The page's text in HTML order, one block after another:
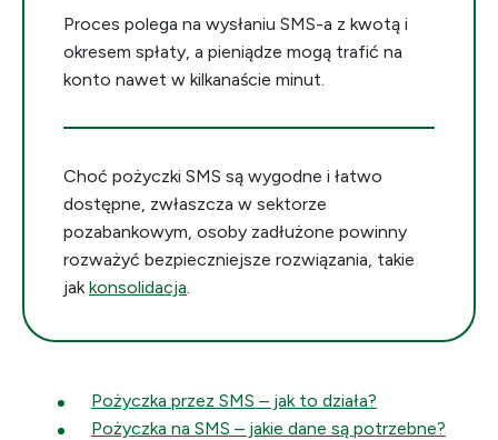
Proces polega na wysłaniu SMS-a z kwotą i
okresem spłaty, a pieniądze mogą trafić na
konto nawet w kilkanaście minut.
Choć pożyczki SMS są wygodne i łatwo
dostępne, zwłaszcza w sektorze
pozabankowym, osoby zadłużone powinny
rozważyć bezpieczniejsze rozwiązania, takie
jakkonsolidacja.
Pożyczka przez SMS – jak to działa?
Pożyczka na SMS – jakie dane są potrzebne?